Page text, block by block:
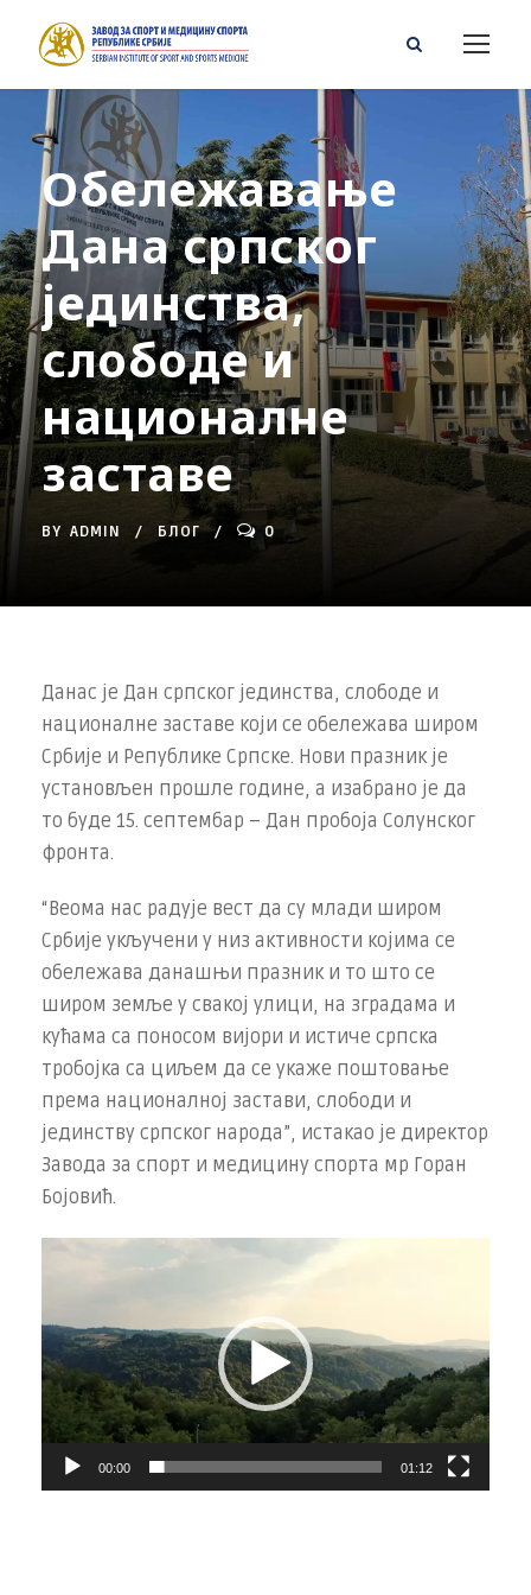
Обележавање
Дана српског
јединства,
слободе и
националне
заставе
BY ADMIN БЛОГ 0
Данас је Дан српског јединства, слободе и
националне заставе који се обележава широм
Србије и Републике Српске. Нови празник је
установљен прошле године, а изабрано је да
то буде 15. септембар – Дан пробоја Солунског
фронта.
“Веома нас радује вест да су млади широм
Србије укључени у низ активности којима се
обележава данашњи празник и то што се
широм земље у свакој улици, на зградама и
кућама са поносом вијори и истиче српска
тробојка са циљем да се укаже поштовање
према националној застави, слободи и
јединству српског народа”, истакао је директор
Завода за спорт и медицину спорта мр Горан
Бојовић.
г
л
е
д
00:00 01:12